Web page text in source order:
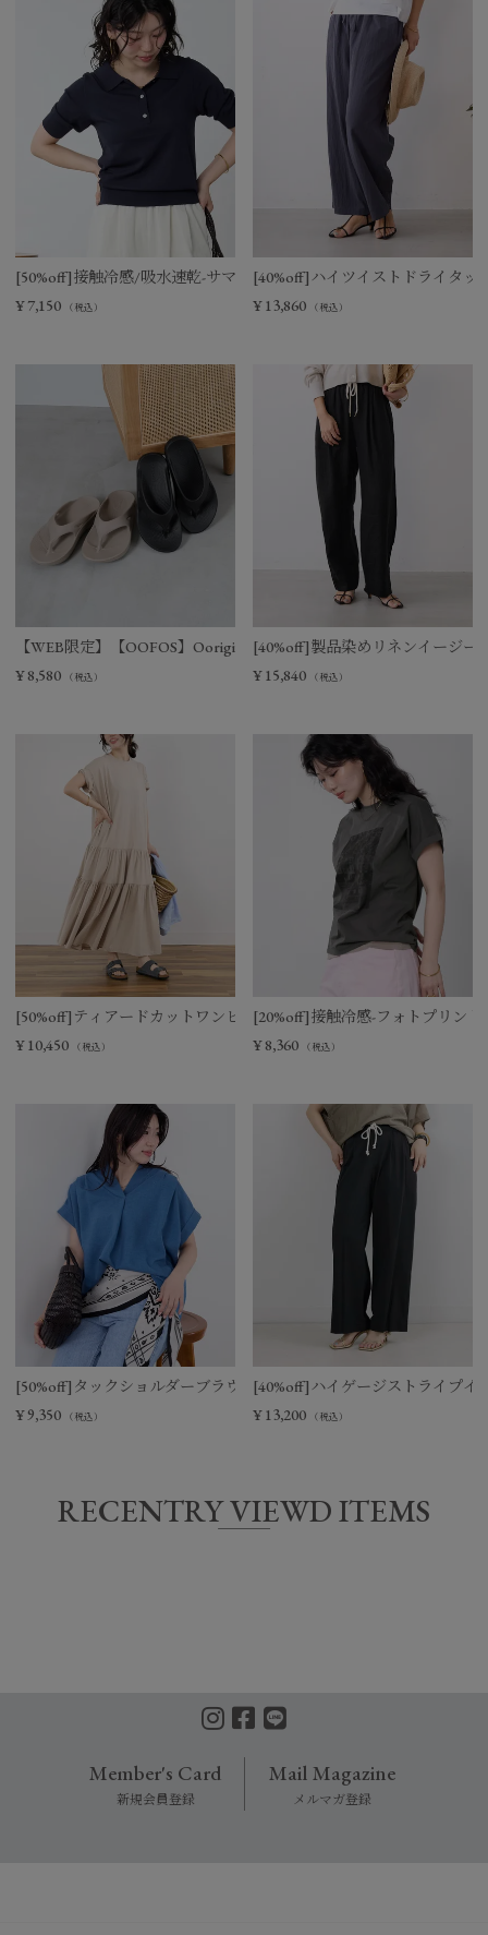
[50%off]接触冷感/吸水速乾-サマーポロニット
¥ 7,150 （税込）
[40%off]ハイツイストドライタッ
¥ 13,860 （税込）
【WEB限定】【OOFOS】Ooriginal リカバリーサンダル
¥ 8,580 （税込）
[40%off]製品染めリネンイージー
¥ 15,840 （税込）
[50%off]ティアードカットワンピース
¥ 10,450 （税込）
[20%off]接触冷感-フォトプリント
¥ 8,360 （税込）
[50%off]タックショルダーブラウス
¥9,350 （税込）
[40%off]ハイゲージストライプイ
¥ 13,200 （税込）
RECENTRY VIEWD ITEMS
Member's Card
新規会員登録
Mail Magazine
メルマガ登録